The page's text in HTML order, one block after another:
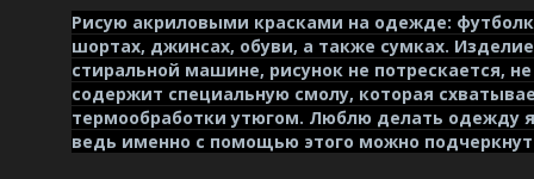
Рисую акриловыми красками на одежде:
шортах, джинсах, обуви, а также сумках.
стиральной машине, рисунок не потрескается,
содержит специальную смолу, которая
термообработки утюгом. Люблю делать одежду
ведь именно с помощью этого можно